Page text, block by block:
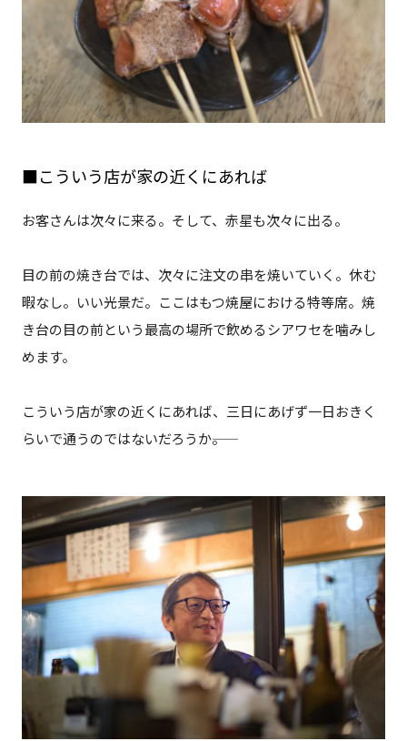
■こういう店が家の近くにあれば
お客さんは次々に来る。そして、赤星も次々に出る。
目の前の焼き台では、次々に注文の串を焼いていく。休む
暇なし。いい光景だ。ここはもつ焼屋における特等席。焼
き台の目の前という最高の場所で飲めるシアワセを噛みし
めます。
こういう店が家の近くにあれば、三日にあげず一日おきく
らいで通うのではないだろうか――。